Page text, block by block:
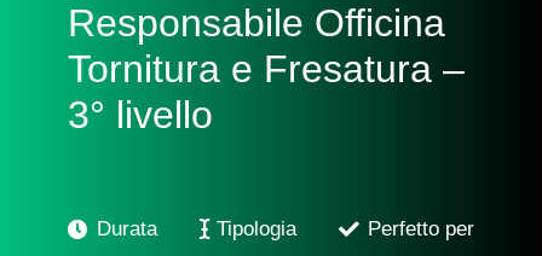
Responsabile Officina
Tornitura e Fresatura –
3° livello
Durata Tipologia Perfetto per